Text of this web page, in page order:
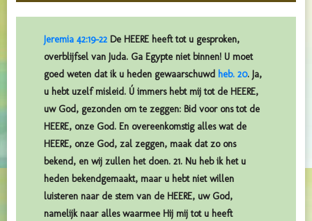
Jeremia 42:19-22 De HEERE heeft tot u gesproken,
overblijfsel van Juda. Ga Egypte niet binnen! U moet
goed weten dat ik u heden gewaarschuwd heb. 20. Ja,
u hebt uzelf misleid. Ú immers hebt mij tot de HEERE,
uw God, gezonden om te zeggen: Bid voor ons tot de
HEERE, onze God. En overeenkomstig alles wat de
HEERE, onze God, zal zeggen, maak dat zo ons
bekend, en wij zullen het doen. 21. Nu heb ik het u
heden bekendgemaakt, maar u hebt niet willen
luisteren naar de stem van de HEERE, uw God,
namelijk naar alles waarmee Hij mij tot u heeft